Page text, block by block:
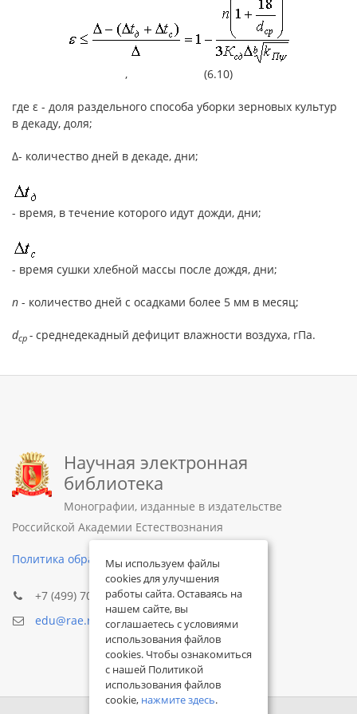
, (6.10)
где ε - доля раздельного способа уборки зерновых культур
в декаду, доля;
Δ- количество дней в декаде, дни;
- время, в течение которого идут дожди, дни;
- время сушки хлебной массы после дождя, дни;
n - количество дней с осадками более 5 мм в месяц;
dcp - среднедекадный дефицит влажности воздуха, гПа.
Научная электронная
библиотека
Монографии, изданные в издательстве
Российской Академии Естествознания
Политика обработки персональных данных
+7 (499) 705-72-30
edu@rae.ru
Мы используем файлы
cookies для улучшения
работы сайта. Оставаясь на
нашем сайте, вы
соглашаетесь с условиями
использования файлов
cookies. Чтобы ознакомиться
с нашей Политикой
использования файлов
cookie, нажмите здесь.